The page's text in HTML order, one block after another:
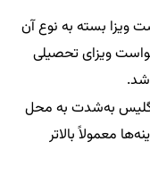
ویزا بسته به نوع آن
ویزای تحصیلی
به‌شدت به محل
معمولاً بالاتر